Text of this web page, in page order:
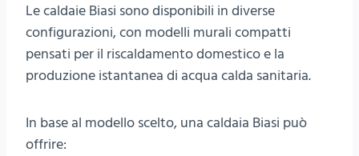
Le caldaie Biasi sono disponibili in diverse
configurazioni, con modelli murali compatti
pensati per il riscaldamento domestico e la
produzione istantanea di acqua calda sanitaria.
In base al modello scelto, una caldaia Biasi può
offrire: